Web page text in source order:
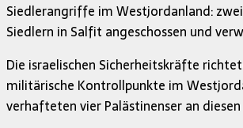
Siedlerangriffe im Westjordanland:
Siedlern in Salfit angeschossen und
Die israelischen Sicherheitskräfte
militärische Kontrollpunkte im
verhafteten vier Palästinenser an